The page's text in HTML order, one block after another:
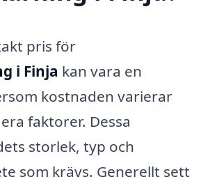
pris för
i Finja kan vara en
kostnaden varierar
faktorer. Dessa
storlek, typ och
som krävs. Generellt sett